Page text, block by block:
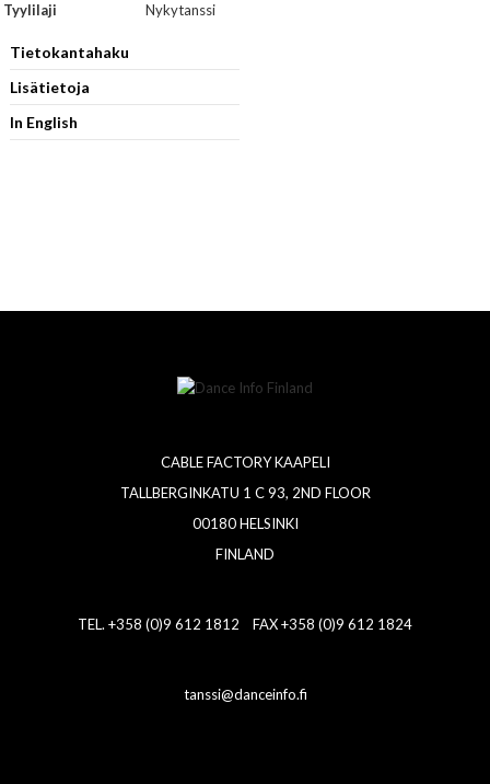
Tyylilaji
Nykytanssi
Tietokantahaku
Lisätietoja
In English
CABLE FACTORY KAAPELI
TALLBERGINKATU 1 C 93, 2ND FLOOR
00180 HELSINKI
FINLAND
TEL. +358 (0)9 612 1812 FAX +358 (0)9 612 1824
tanssi@danceinfo.fi